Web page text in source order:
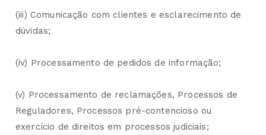
(iii) Comunicação com clientes e esclarecimento de
dúvidas;
(iv) Processamento de pedidos de informação;
(v) Processamento de reclamações, Processos de
Reguladores, Processos pré-contencioso ou
exercício de direitos em processos judiciais;